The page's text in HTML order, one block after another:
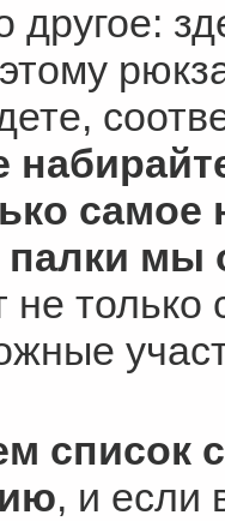
другое:
самое
палки мы
не только
список
, и если